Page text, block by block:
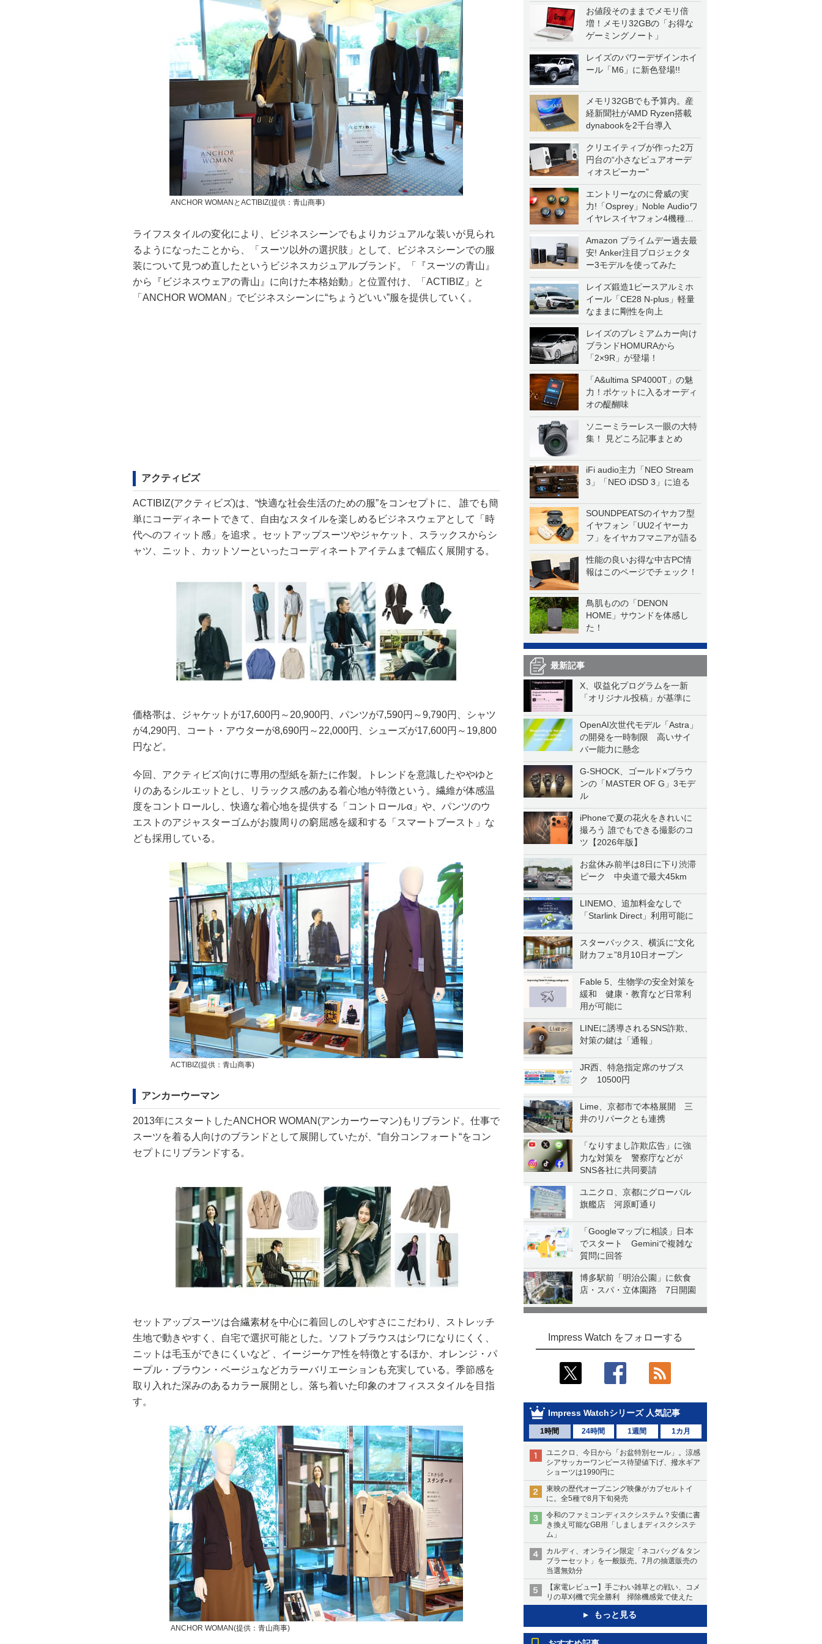
お値段そのままでメモリ倍
増！メモリ32GBの「お得な
ゲーミングノート」
レイズのパワーデザインホイ
ール「M6」に新色登場!!
メモリ32GBでも予算内。産
経新聞社がAMD Ryzen搭載
dynabookを2千台導入
クリエイティブが作った2万
円台の“小さなピュアオーデ
ィオスピーカー”
エントリーなのに脅威の実
力!「Osprey」Noble Audioワ
イヤレスイヤフォン4機種を
一気に聴く
Amazon プライムデー過去最
安! Anker注目プロジェクタ
ー3モデルを使ってみた
レイズ鍛造1ピースアルミホ
イール「CE28 N-plus」軽量
なままに剛性を向上
レイズのプレミアムカー向け
ブランドHOMURAから
「2×9R」が登場！
「A&ultima SP4000T」の魅
力！ポケットに入るオーディ
オの醍醐味
ソニーミラーレス一眼の大特
集！ 見どころ記事まとめ
iFi audio主力「NEO Stream
3」「NEO iDSD 3」に迫る
SOUNDPEATSのイヤカフ型
イヤフォン「UU2イヤーカ
フ」をイヤカフマニアが語る
性能の良いお得な中古PC情
報はこのページでチェック！
鳥肌ものの「DENON
HOME」サウンドを体感し
た！
最新記事
X、収益化プログラムを一新
「オリジナル投稿」が基準に
OpenAI次世代モデル「Astra」
の開発を一時制限 高いサイ
バー能力に懸念
G-SHOCK、ゴールド×ブラウ
ンの「MASTER OF G」3モデ
ル
iPhoneで夏の花火をきれいに
撮ろう 誰でもできる撮影のコ
ツ【2026年版】
お盆休み前半は8日に下り渋滞
ピーク 中央道で最大45km
LINEMO、追加料金なしで
「Starlink Direct」利用可能に
スターバックス、横浜に“文化
財カフェ”8月10日オープン
Fable 5、生物学の安全対策を
緩和 健康・教育など日常利
用が可能に
LINEに誘導されるSNS詐欺、
対策の鍵は「通報」
JR西、特急指定席のサブス
ク 10500円
Lime、京都市で本格展開 三
井のリパークとも連携
「なりすまし詐欺広告」に強
力な対策を 警察庁などが
SNS各社に共同要請
ユニクロ、京都にグローバル
旗艦店 河原町通り
「Googleマップに相談」日本
でスタート Geminiで複雑な
質問に回答
博多駅前「明治公園」に飲食
店・スパ・立体園路 7日開園
Impress Watch をフォローする
Impress Watchシリーズ 人気記事
1時間 24時間 1週間 1カ月
ユニクロ、今日から「お盆特別セール」。涼感
シアサッカーワンピース待望値下げ、撥水ギア
ショーツは1990円に
東映の歴代オープニング映像がカプセルトイ
に。全5種で8月下旬発売
令和のファミコンディスクシステム？安価に書
き換え可能なGB用「しましまディスクシステ
ム」
カルディ、オンライン限定「ネコバッグ＆タン
ブラーセット」を一般販売。7月の抽選販売の
当選無効分
【家電レビュー】手ごわい雑草との戦い、コメ
リの草刈機で完全勝利 掃除機感覚で使えた
もっと見る
ANCHOR WOMANとACTIBIZ(提供：青山商事)
ライフスタイルの変化により、ビジネスシーンでもよりカジュアルな装いが見られ
るようになったことから、「スーツ以外の選択肢」として、ビジネスシーンでの服
装について見つめ直したというビジネスカジュアルブランド。「『スーツの青山』
から『ビジネスウェアの青山』に向けた本格始動」と位置付け、「ACTIBIZ」と
「ANCHOR WOMAN」でビジネスシーンに“ちょうどいい”服を提供していく。
アクティビズ
ACTIBIZ(アクティビズ)は、“快適な社会生活のための服”をコンセプトに、 誰でも簡
単にコーディネートできて、自由なスタイルを楽しめるビジネスウェアとして「時
代へのフィット感」を追求 。セットアップスーツやジャケット、スラックスからシ
ャツ、ニット、カットソーといったコーディネートアイテムまで幅広く展開する。
価格帯は、ジャケットが17,600円～20,900円、パンツが7,590円～9,790円、シャツ
が4,290円、コート・アウターが8,690円～22,000円、シューズが17,600円～19,800
円など。
今回、アクティビズ向けに専用の型紙を新たに作製。トレンドを意識したややゆと
りのあるシルエットとし、リラックス感のある着心地が特徴という。繊維が体感温
度をコントロールし、快適な着心地を提供する「コントロールα」や、パンツのウ
エストのアジャスターゴムがお腹周りの窮屈感を緩和する「スマートブースト」な
ども採用している。
ACTIBIZ(提供：青山商事)
アンカーウーマン
2013年にスタートしたANCHOR WOMAN(アンカーウーマン)もリブランド。仕事で
スーツを着る人向けのブランドとして展開していたが、“自分コンフォート“をコン
セプトにリブランドする。
セットアップスーツは合繊素材を中心に着回しのしやすさにこだわり、ストレッチ
生地で動きやすく、自宅で選択可能とした。ソフトブラウスはシワになりにくく、
ニットは毛玉ができにくいなど 、イージーケア性を特徴とするほか、オレンジ・パ
ープル・ブラウン・ベージュなどカラーバリエーションも充実している。季節感を
取り入れた深みのあるカラー展開とし。落ち着いた印象のオフィススタイルを目指
す。
ANCHOR WOMAN(提供：青山商事)